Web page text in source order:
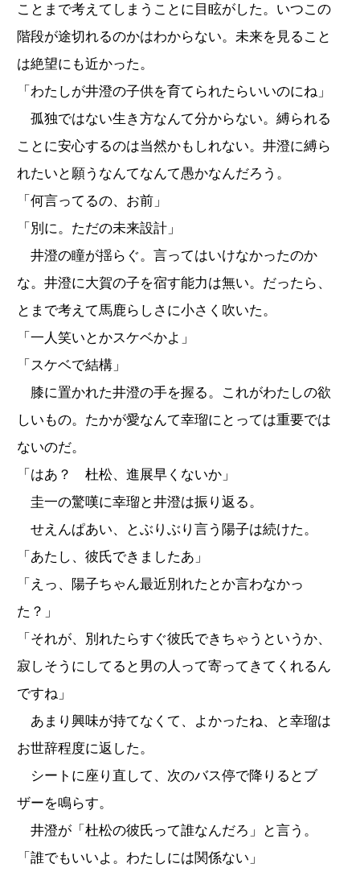
ことまで考えてしまうことに目眩がした。いつこの
階段が途切れるのかはわからない。未来を見ること
は絶望にも近かった。
「わたしが井澄の子供を育てられたらいいのにね」
孤独ではない生き方なんて分からない。縛られる
ことに安心するのは当然かもしれない。井澄に縛ら
れたいと願うなんてなんて愚かなんだろう。
「何言ってるの、お前」
「別に。ただの未来設計」
井澄の瞳が揺らぐ。言ってはいけなかったのか
な。井澄に大賀の子を宿す能力は無い。だったら、
とまで考えて馬鹿らしさに小さく吹いた。
「一人笑いとかスケベかよ」
「スケベで結構」
膝に置かれた井澄の手を握る。これがわたしの欲
しいもの。たかが愛なんて幸瑠にとっては重要では
ないのだ。
「はあ？ 杜松、進展早くないか」
圭一の驚嘆に幸瑠と井澄は振り返る。
せえんぱあい、とぶりぶり言う陽子は続けた。
「あたし、彼氏できましたあ」
「えっ、陽子ちゃん最近別れたとか言わなかっ
た？」
「それが、別れたらすぐ彼氏できちゃうというか、
寂しそうにしてると男の人って寄ってきてくれるん
ですね」
あまり興味が持てなくて、よかったね、と幸瑠は
お世辞程度に返した。
シートに座り直して、次のバス停で降りるとブ
ザーを鳴らす。
井澄が「杜松の彼氏って誰なんだろ」と言う。
「誰でもいいよ。わたしには関係ない」